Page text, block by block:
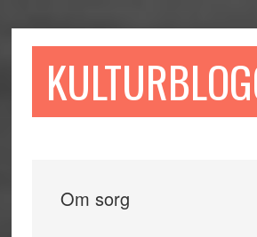
till
till
sidofältet
till
Om sorg